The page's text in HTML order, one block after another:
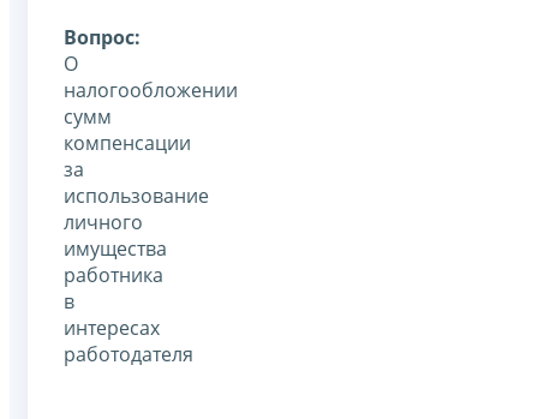
Вопрос:
О
налогообложении
сумм
компенсации
за
использование
личного
имущества
работника
в
интересах
работодателя